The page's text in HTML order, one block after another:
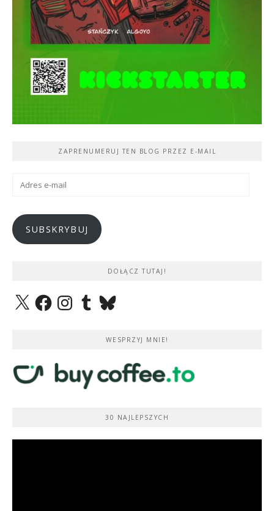
ZAPRENUMERUJ TEN BLOG PRZEZ E-MAIL
Adres
SUBSKRYBUJ
DOŁĄCZ TUTAJ!
X FacebookInstagramTumblrBluesky
WESPRZYJ MNIE!
30 NAJLEPSZYCH